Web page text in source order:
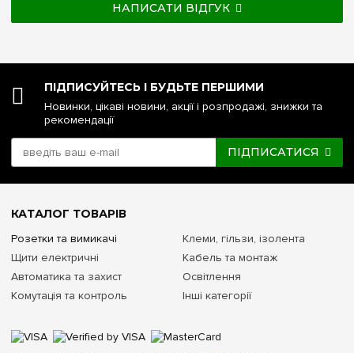
НАПИСАТИ ВІДГУК
ПІДПИСУЙТЕСЬ І БУДЬТЕ ПЕРШИМИ
Новинки, цікаві новини, акції і розпродажі, знижки та
рекомендації
ПІДПИСАТИСЯ
КАТАЛОГ ТОВАРІВ
Розетки та вимикачі
Щити електричні
Автоматика та захист
Комутація та контроль
Клеми, гільзи, ізолента
Кабель та монтаж
Освітлення
Інші категорії